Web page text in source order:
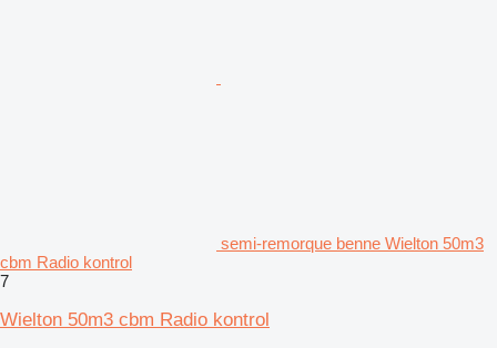
semi-remorque benne Wielton 50m3
cbm Radio kontrol
7
Wielton 50m3 cbm Radio kontrol